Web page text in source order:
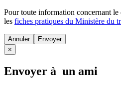
Pour toute information concernant le
les fiches pratiques du Ministère du
Annuler
×
Envoyer à un ami